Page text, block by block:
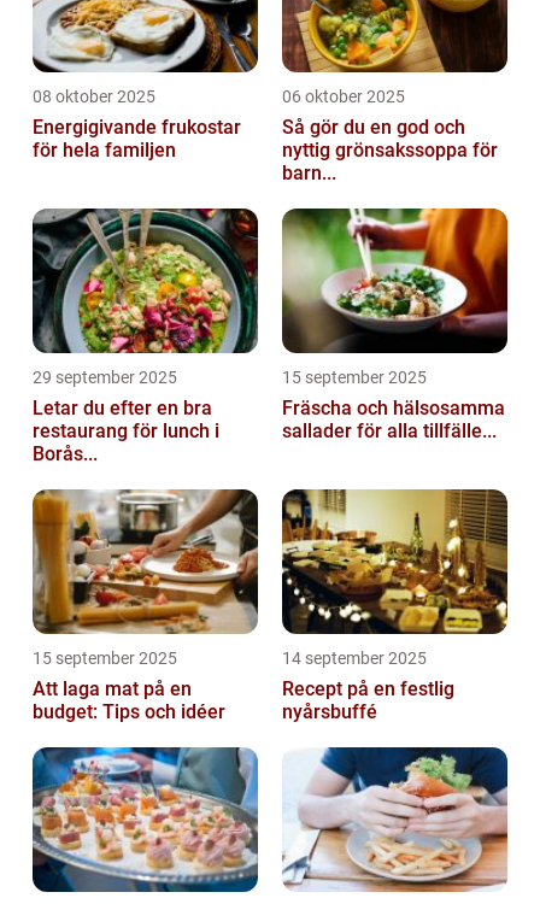
08 oktober 2025
Energigivande frukostar
för hela familjen
06 oktober 2025
Så gör du en god och
nyttig grönsakssoppa för
barn...
29 september 2025
Letar du efter en bra
restaurang för lunch i
Borås...
15 september 2025
Fräscha och hälsosamma
sallader för alla tillfälle...
15 september 2025
Att laga mat på en
budget: Tips och idéer
14 september 2025
Recept på en festlig
nyårsbuffé